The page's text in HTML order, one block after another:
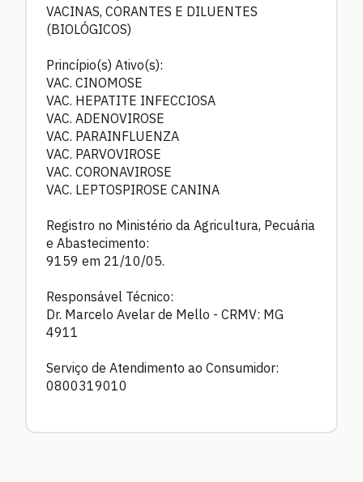
VACINAS, CORANTES E DILUENTES
(BIOLÓGICOS)
Princípio(s) Ativo(s):
VAC. CINOMOSE
VAC. HEPATITE INFECCIOSA
VAC. ADENOVIROSE
VAC. PARAINFLUENZA
VAC. PARVOVIROSE
VAC. CORONAVIROSE
VAC. LEPTOSPIROSE CANINA
Registro no Ministério da Agricultura, Pecuária
e Abastecimento:
9159 em 21/10/05.
Responsável Técnico:
Dr. Marcelo Avelar de Mello - CRMV: MG
4911
Serviço de Atendimento ao Consumidor:
0800319010